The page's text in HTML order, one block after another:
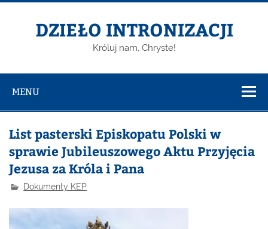
DZIEŁO INTRONIZACJI
Króluj nam, Chryste!
MENU
List pasterski Episkopatu Polski w
sprawie Jubileuszowego Aktu Przyjęcia
Jezusa za Króla i Pana
Dokumenty KEP